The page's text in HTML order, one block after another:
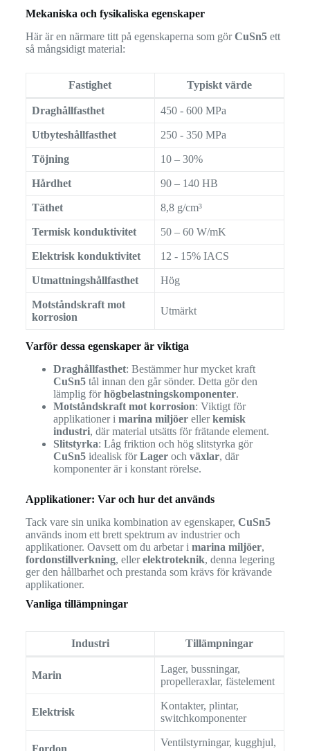
Mekaniska och fysikaliska egenskaper
Här är en närmare titt på egenskaperna som görCuSn5ett
så mångsidigt material:
Fastighet Typiskt värde
Draghållfasthet 450 - 600 MPa
Utbyteshållfasthet 250 - 350 MPa
Töjning 10 – 30%
Hårdhet 90 – 140 HB
Täthet 8,8 g/cm³
Termisk konduktivitet 50 – 60 W/mK
Elektrisk konduktivitet 12 - 15% IACS
Utmattningshållfasthet Hög
Motståndskraft mot
korrosion
Utmärkt
Varför dessa egenskaper är viktiga
Draghållfasthet: Bestämmer hur mycket kraft
CuSn5tål innan den går sönder. Detta gör den
lämplig förhögbelastningskomponenter.
Motståndskraft mot korrosion: Viktigt för
applikationer i marina miljöerellerkemisk
industri, där material utsätts för frätande element.
Slitstyrka: Låg friktion och hög slitstyrka gör
CuSn5idealisk förLageroch växlar, där
komponenter är i konstant rörelse.
Applikationer: Var och hur det används
Tack vare sin unika kombination av egenskaper, CuSn5
används inom ett brett spektrum av industrier och
applikationer. Oavsett om du arbetar i marina miljöer,
fordonstillverkning, ellerelektroteknik, denna legering
ger den hållbarhet och prestanda som krävs för krävande
applikationer.
Vanliga tillämpningar
Industri Tillämpningar
Marin
Lager, bussningar,
propelleraxlar, fästelement
Elektrisk
Kontakter, plintar,
switchkomponenter
Fordon
Ventilstyrningar, kugghjul,